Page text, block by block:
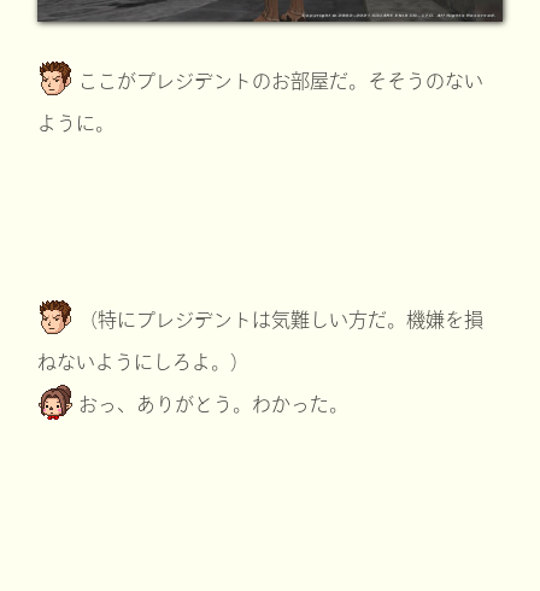
ここがプレジデントのお部屋だ。そそうのない
ように。
（特にプレジデントは気難しい方だ。機嫌を損
ねないようにしろよ。）
おっ、ありがとう。わかった。